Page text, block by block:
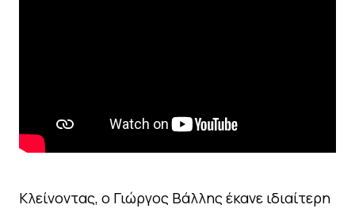
Κλείνοντας, ο Γιώργος Βάλλης έκανε ιδιαίτερη